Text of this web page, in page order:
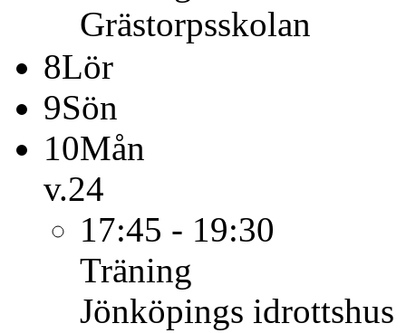
Grästorpsskolan
8Lör
9Sön
10Mån
v.24
17:45 - 19:30
Träning
Jönköpings idrottshus